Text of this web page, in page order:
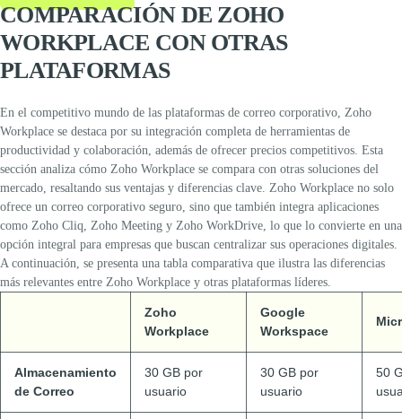
COMPARACIÓN DE ZOHO
WORKPLACE CON OTRAS
PLATAFORMAS
En el competitivo mundo de las plataformas de correo corporativo, Zoho
Workplace se destaca por su integración completa de herramientas de
productividad y colaboración, además de ofrecer precios competitivos. Esta
sección analiza cómo Zoho Workplace se compara con otras soluciones del
mercado, resaltando sus ventajas y diferencias clave. Zoho Workplace no solo
ofrece un correo corporativo seguro, sino que también integra aplicaciones
como Zoho Cliq, Zoho Meeting y Zoho WorkDrive, lo que lo convierte en una
opción integral para empresas que buscan centralizar sus operaciones digitales.
A continuación, se presenta una tabla comparativa que ilustra las diferencias
más relevantes entre Zoho Workplace y otras plataformas líderes.
Zoho
Workplace
Google
Workspace
Almacenamiento
de Correo
30 GB por
usuario
30 GB por
usuario
50